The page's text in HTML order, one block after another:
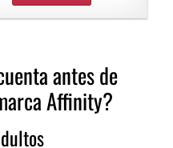
antes de
Affinity?